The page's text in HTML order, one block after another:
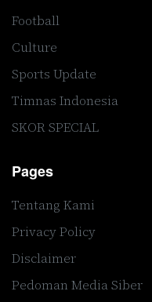
Football
Culture
Sports Update
Timnas Indonesia
SKOR SPECIAL
Pages
Tentang Kami
Privacy Policy
Disclaimer
Pedoman Media Siber